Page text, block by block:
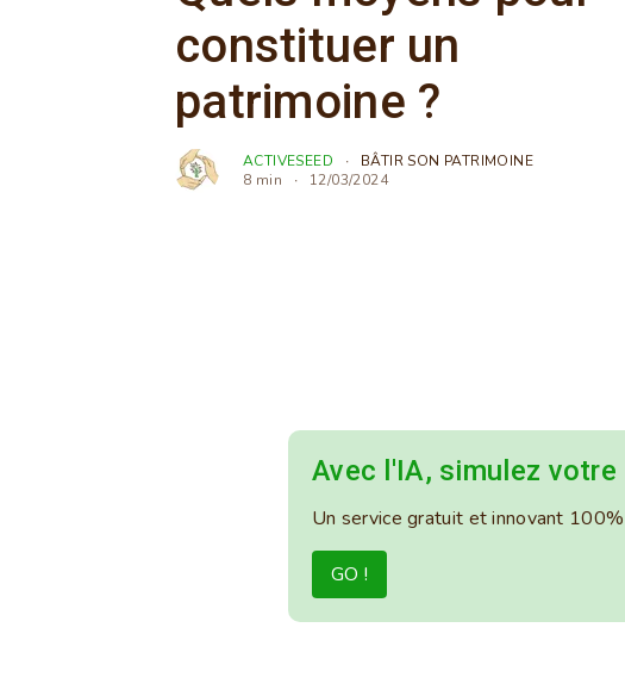
constituer un
patrimoine ?
ACTIVESEED
BÂTIR SON PATRIMOINE
8 min
12/03/2024
Avec l'IA, simulez
Un service gratuit et innovant
GO !